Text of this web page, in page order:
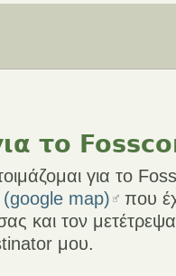
το
για το
(google map)
που
και τον
μου.